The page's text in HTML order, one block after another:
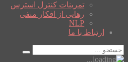
تمرینات کنترل استرس
رهایی از افکار منفی
NLP
ارتباط با ما